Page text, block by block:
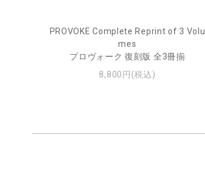
PROVOKE Complete Reprint of 3 Volu
mes
プロヴォーク 復刻版 全3冊揃
8,800円(税込)